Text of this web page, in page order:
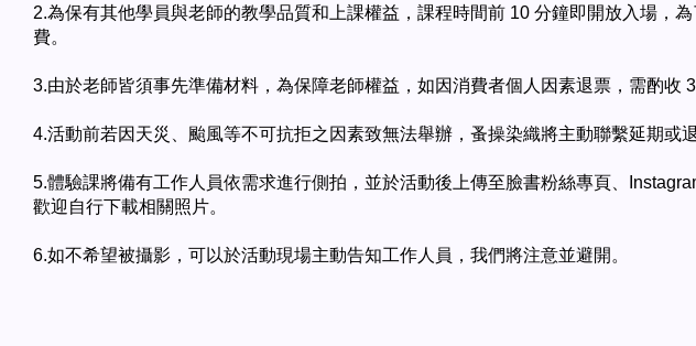
2.為保有其他學員與老師的教學品質和上課權益，課程時間前 10 分鐘即開放入場，
費。
3.由於老師皆須事先準備材料，為保障老師權益，如因消費者個人因素退票，需酌收
4.活動前若因天災、颱風等不可抗拒之因素致無法舉辦，蚤操染織將主動聯繫延期或退
5.體驗課將備有工作人員依需求進行側拍，並於活動後上傳至臉書粉絲專頁、
歡迎自行下載相關照片。
6.如不希望被攝影，可以於活動現場主動告知工作人員，我們將注意並避開。